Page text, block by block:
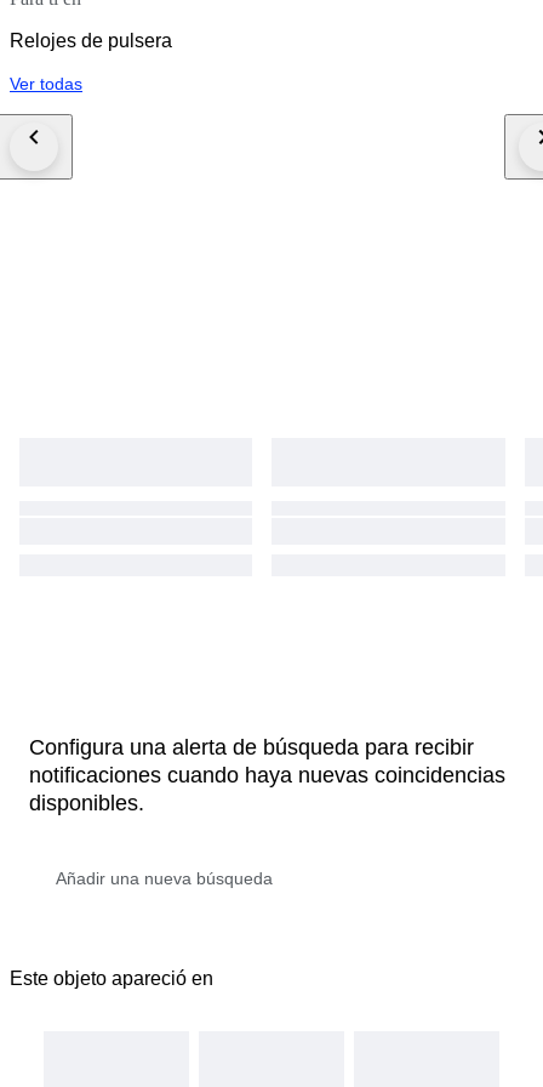
Relojes de pulsera
Ver todas
Configura una alerta de búsqueda para recibir
notificaciones cuando haya nuevas coincidencias
disponibles.
Este objeto apareció en